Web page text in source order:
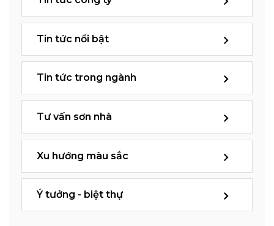
Tin tức nổi bật
Tin tức trong ngành
Tư vấn sơn nhà
Xu hướng màu sắc
Ý tưởng - biệt thự